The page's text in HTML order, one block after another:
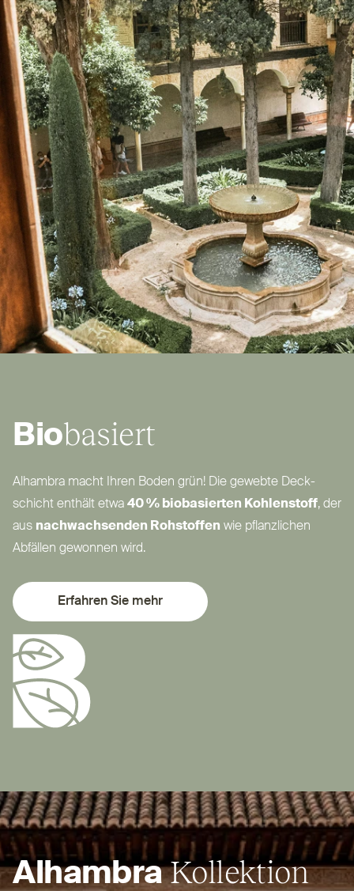
Biobasiert
Alhambra macht Ihren Boden grün! Die gewebte Deck­
schicht enthält etwa 40 % bio­ba­sierten Koh­lenstoff, der
aus nach­wachsenden Roh­stoffen wie pflanzlichen
Abfällen gewonnen wird.
Erfahren Sie mehr
AlhambraKollektion